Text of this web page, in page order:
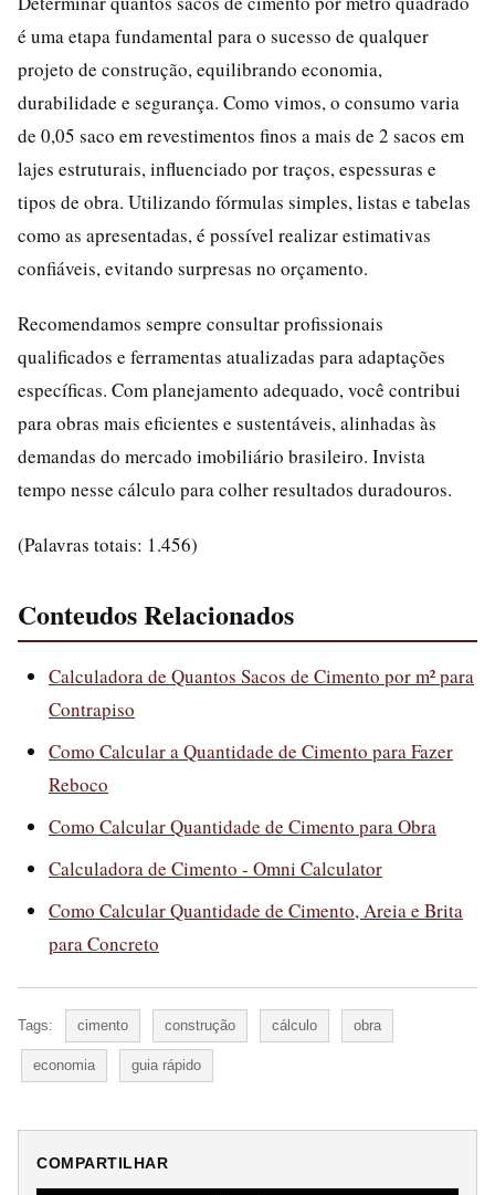
é uma etapa fundamental para o sucesso de qualquer
projeto de construção, equilibrando economia,
durabilidade e segurança. Como vimos, o consumo varia
de 0,05 saco em revestimentos finos a mais de 2 sacos em
lajes estruturais, influenciado por traços, espessuras e
tipos de obra. Utilizando fórmulas simples, listas e tabelas
como as apresentadas, é possível realizar estimativas
confiáveis, evitando surpresas no orçamento.
Recomendamos sempre consultar profissionais
qualificados e ferramentas atualizadas para adaptações
específicas. Com planejamento adequado, você contribui
para obras mais eficientes e sustentáveis, alinhadas às
demandas do mercado imobiliário brasileiro. Invista
tempo nesse cálculo para colher resultados duradouros.
(Palavras totais: 1.456)
Conteudos Relacionados
Calculadora de Quantos Sacos de Cimento por m² para
Contrapiso
Como Calcular a Quantidade de Cimento para Fazer
Reboco
Como Calcular Quantidade de Cimento para Obra
Calculadora de Cimento - Omni Calculator
Como Calcular Quantidade de Cimento, Areia e Brita
para Concreto
Tags: cimento construção cálculo obra
economia guia rápido
COMPARTILHAR